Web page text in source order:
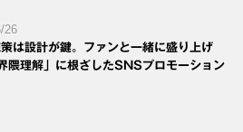
26
は設計が鍵。ファンと一緒に盛り上げ
隈理解」に根ざしたSNSプロモーション